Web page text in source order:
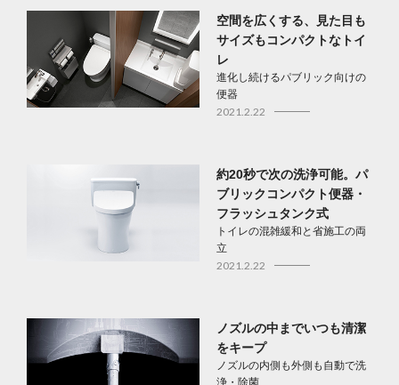
空間を広くする、見た目も
サイズもコンパクトなトイ
レ
進化し続けるパブリック向けの
便器
2021.2.22
約20秒で次の洗浄可能。パ
ブリックコンパクト便器・
フラッシュタンク式
トイレの混雑緩和と省施工の両
立
2021.2.22
ノズルの中までいつも清潔
をキープ
ノズルの内側も外側も自動で洗